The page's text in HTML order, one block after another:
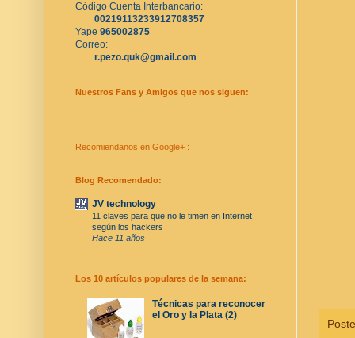
Código Cuenta Interbancario:
00219113233912708357
Yape 965002875
Correo:
r.pezo.quk@gmail.com
Nuestros Fans y Amigos que nos siguen:
Recomiendanos en Google+ :
Blog Recomendado:
JV technology
11 claves para que no le timen en Internet
según los hackers
Hace 11 años
Los 10 artículos populares de la semana:
Técnicas para reconocer
el Oro y la Plata (2)